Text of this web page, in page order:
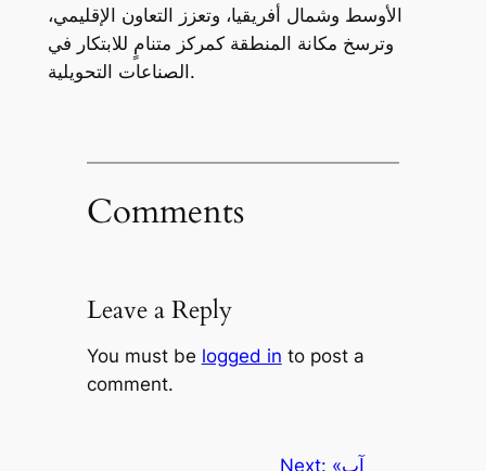
الأوسط وشمال أفريقيا، وتعزز التعاون الإقليمي،
وترسخ مكانة المنطقة كمركز متنامٍ للابتكار في
الصناعات التحويلية.
Comments
Leave a Reply
You must be logged in to post a
comment.
Next: «آب